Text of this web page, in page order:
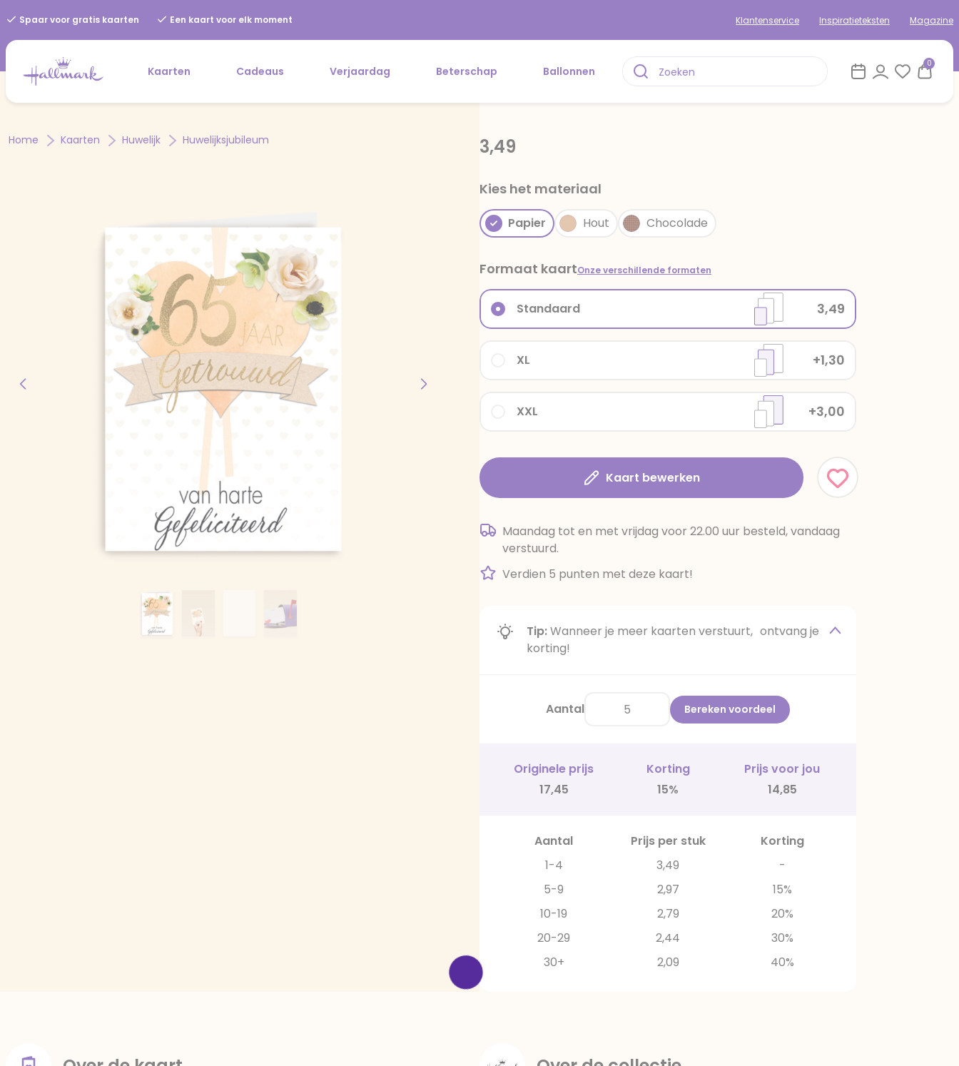
Spaar voor gratis kaarten Een kaart voor elk moment Klantenservice Inspiratieteksten Magazine
Kaarten Cadeaus Verjaardag Beterschap Ballonnen
0
Home Kaarten Huwelijk Huwelijksjubileum 3,49
Kies het materiaal
Papier Hout Chocolade
Formaat kaartOnze verschillende formaten
XXL +3,00
XL +1,30
Standaard 3,49
Kaart bewerken
Maandag tot en met vrijdag voor 22.00 uur besteld, vandaag
verstuurd.
Verdien 5 punten met deze kaart!
Tip:Wanneer je meer kaarten verstuurt, ontvang je
korting!
Aantal Bereken voordeel
Originele prijs Korting
Prijs voor jou
17,45
15% 14,85
Aantal Prijs per stuk
Korting
1-4
3,49
-
5-9
2,97
15%
10-19
2,79
20%
20-29
2,44
30%
30+
2,09 40%